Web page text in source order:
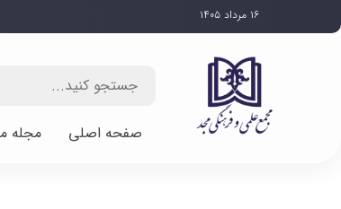
۱۶ مرداد ۱۴۰۵
صفحه اصلی مجله